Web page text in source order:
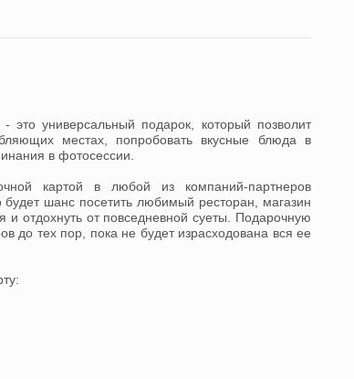
универсальный подарок, который позволит
местах, попробовать вкусные блюда в
в фотосессии.
картой в любой из компаний-партнеров
шанс посетить любимый ресторан, магазин
и отдохнуть от повседневной суеты. Подарочную
до тех пор, пока не будет израсходована вся ее